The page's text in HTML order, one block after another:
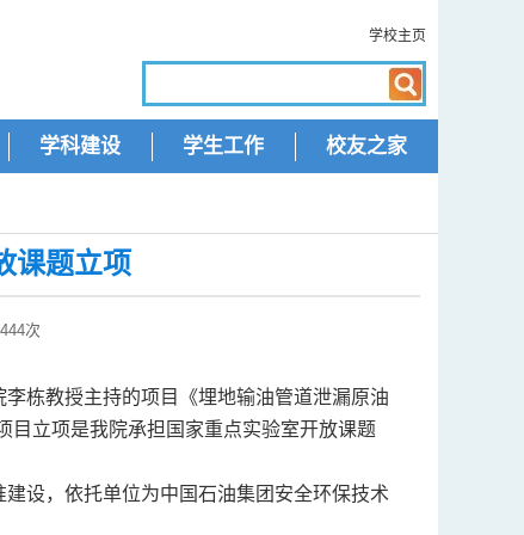
学校主页
学科建设 学生工作 校友之家
课题立项
444次
栋教授主持的项目《埋地输油管道泄漏原油
目立项是我院承担国家重点实验室开放课题
建设，依托单位为中国石油集团安全环保技术